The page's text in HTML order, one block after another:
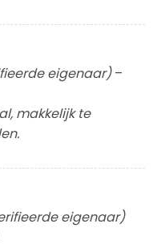
eigenaar) –
makkelijk te
eigenaar)